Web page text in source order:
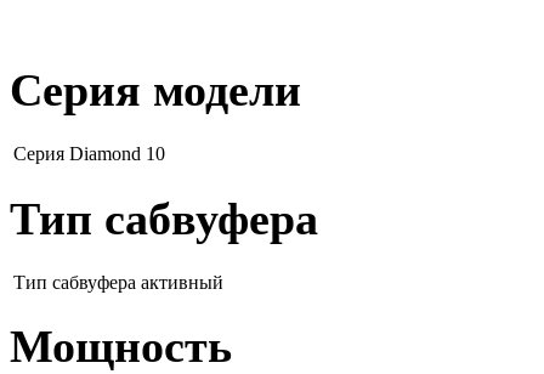
Серия модели
Серия Diamond 10
Тип сабвуфера
Тип сабвуфера активный
Мощность